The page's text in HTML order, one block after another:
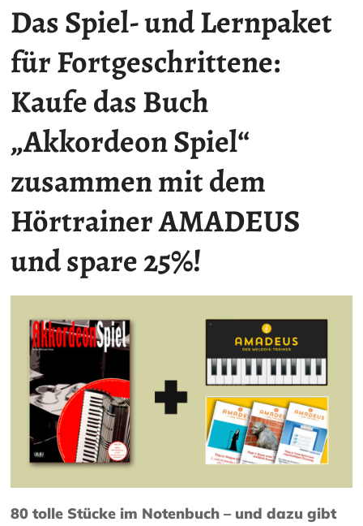
Das Spiel- und Lernpaket
für Fortgeschrittene:
Kaufe das Buch
„Akkordeon Spiel“
zusammen mit dem
Hörtrainer AMADEUS
und spare 25%!
80 tolle Stücke im Notenbuch – und dazu gibt